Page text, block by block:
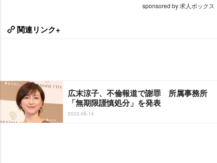
sponsored by 求人ボックス
関連リンク+
広末涼子、不倫報道で謝罪 所属事務所
「無期限謹慎処分」を発表
2023-06-14